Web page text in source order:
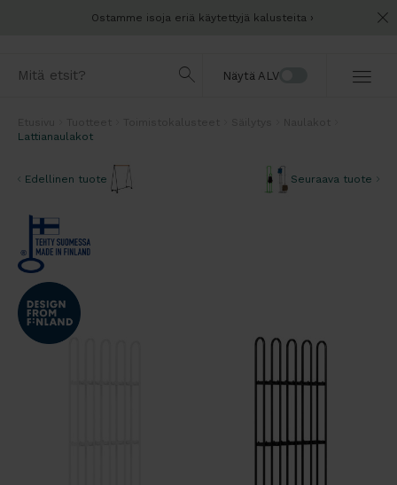
Ostamme isoja eriä käytettyjä kalusteita
Näytä ALV
Lattianaulakot
Edellinen tuote Seuraava tuote